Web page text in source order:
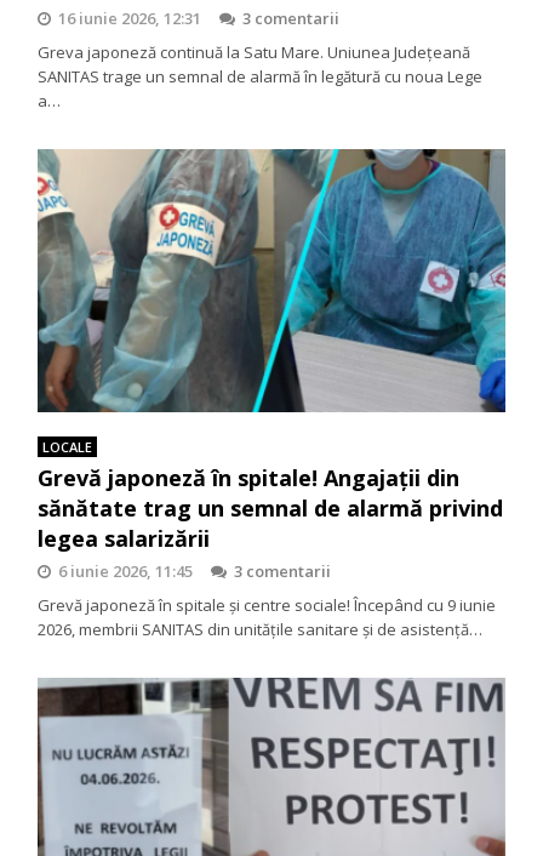
16 iunie 2026, 12:31
3 comentarii
Greva japoneză continuă la Satu Mare. Uniunea Județeană
SANITAS trage un semnal de alarmă în legătură cu noua Lege
a…
LOCALE
Grevă japoneză în spitale! Angajații din
sănătate trag un semnal de alarmă privind
legea salarizării
6 iunie 2026, 11:45
3 comentarii
Grevă japoneză în spitale și centre sociale! Începând cu 9 iunie
2026, membrii SANITAS din unitățile sanitare și de asistență…